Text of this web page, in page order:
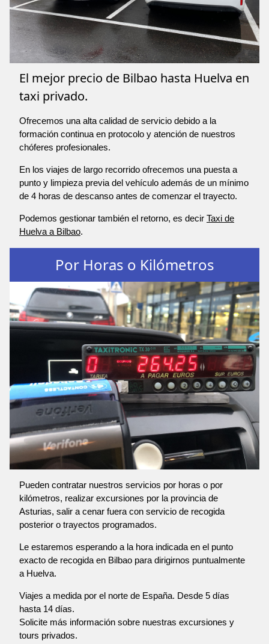
El mejor precio de Bilbao hasta Huelva en
taxi privado.
Ofrecemos una alta calidad de servicio debido a la
formación continua en protocolo y atención de nuestros
chóferes profesionales.
En los viajes de largo recorrido ofrecemos una puesta a
punto y limpieza previa del vehículo además de un mínimo
de 4 horas de descanso antes de comenzar el trayecto.
Podemos gestionar también el retorno, es decir Taxi de
Huelva a Bilbao.
Por Horas o Kilómetros
Pueden contratar nuestros servicios por horas o por
kilómetros, realizar excursiones por la provincia de
Asturias, salir a cenar fuera con servicio de recogida
posterior o trayectos programados.
Le estaremos esperando a la hora indicada en el punto
exacto de recogida en Bilbao para dirigirnos puntualmente
a Huelva.
Viajes a medida por el norte de España. Desde 5 días
hasta 14 días.
Solicite más información sobre nuestras excursiones y
tours privados.